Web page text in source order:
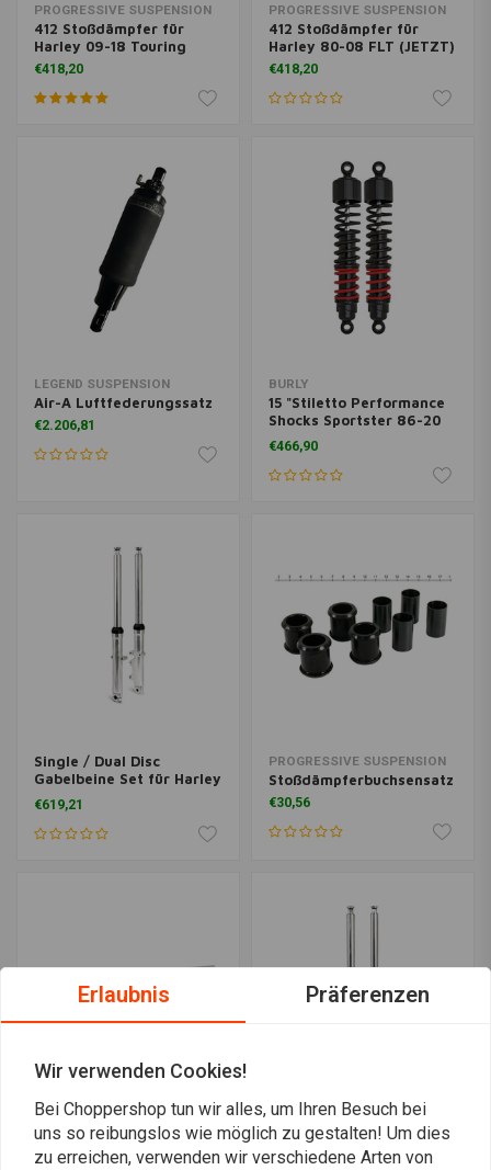
PROGRESSIVE SUSPENSION
412 Stoßdämpfer für
Harley 09-18 Touring
€418,20
PROGRESSIVE SUSPENSION
412 Stoßdämpfer für
Harley 80-08 FLT (JETZT)
€418,20
LEGEND SUSPENSION
Air-A Luftfederungssatz
€2.206,81
BURLY
15 "Stiletto Performance
Shocks Sportster 86-20
XL (exkl. 04-13 XL)
€466,90
Single / Dual Disc
Gabelbeine Set für Harley
Davidson Softail 84-99
FXST MODELLE (NU)
€619,21
PROGRESSIVE SUSPENSION
Stoßdämpferbuchsensatz
€30,56
MCS
Ø39mm Gabelrohre (21-
29 3/8 '') 88-03 XL, 87-
Single / Dual Disc
Gabelbeine Set für Harley
Davidson Softail 86-99
€561,11
Erlaubnis Präferenzen
Wir verwenden Cookies!
Bei Choppershop tun wir alles, um Ihren Besuch bei
uns so reibungslos wie möglich zu gestalten! Um dies
zu erreichen, verwenden wir verschiedene Arten von